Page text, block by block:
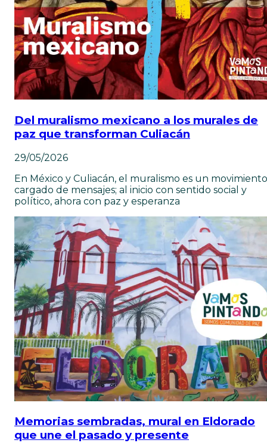
Del muralismo mexicano a los murales de
paz que transforman Culiacán
29/05/2026
En México y Culiacán, el muralismo es un movimiento
cargado de mensajes; al inicio con sentido social y
político, ahora con paz y esperanza
Memorias sembradas, mural en Eldorado
que une el pasado y presente